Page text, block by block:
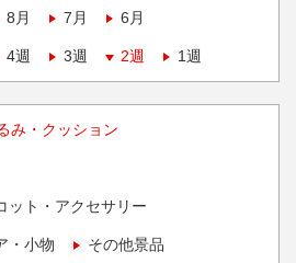
8月 7月 6月
4週 3週 2週 1週
み・クッション
ット・アクセサリー
・小物 その他景品